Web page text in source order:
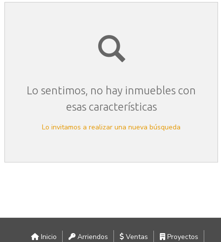
Lo sentimos, no hay inmuebles con
esas características
Lo invitamos a realizar una nueva búsqueda
Inicio Arriendos Ventas Proyectos